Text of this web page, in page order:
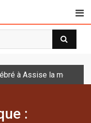
à Assise la messe
: